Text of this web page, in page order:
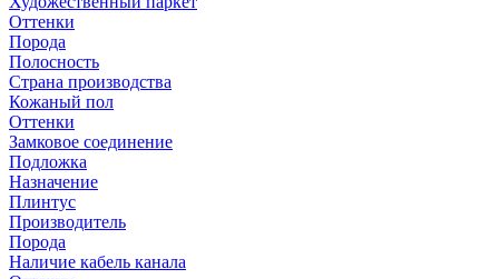
Оттенки
Порода
Полосность
Страна производства
Кожаный пол
Оттенки
Замковое соединение
Подложка
Назначение
Плинтус
Производитель
Порода
Наличие кабель канала